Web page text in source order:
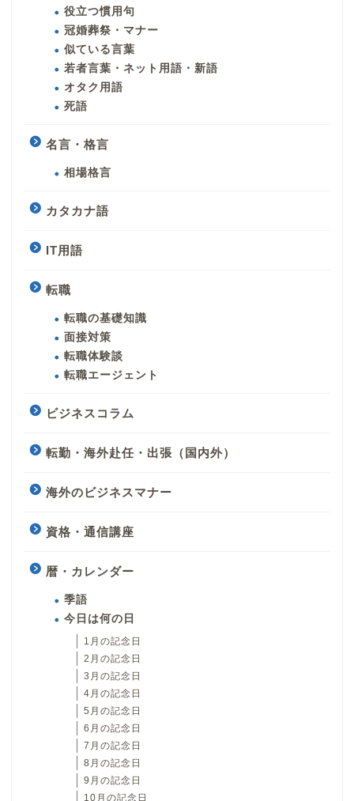
役立つ慣用句
冠婚葬祭・マナー
似ている言葉
若者言葉・ネット用語・新語
オタク用語
死語
名言・格言
相場格言
カタカナ語
IT用語
転職
転職の基礎知識
面接対策
転職体験談
転職エージェント
ビジネスコラム
転勤・海外赴任・出張（国内外）
海外のビジネスマナー
資格・通信講座
暦・カレンダー
季語
今日は何の日
1月の記念日
2月の記念日
3月の記念日
4月の記念日
5月の記念日
6月の記念日
7月の記念日
8月の記念日
9月の記念日
10月の記念日